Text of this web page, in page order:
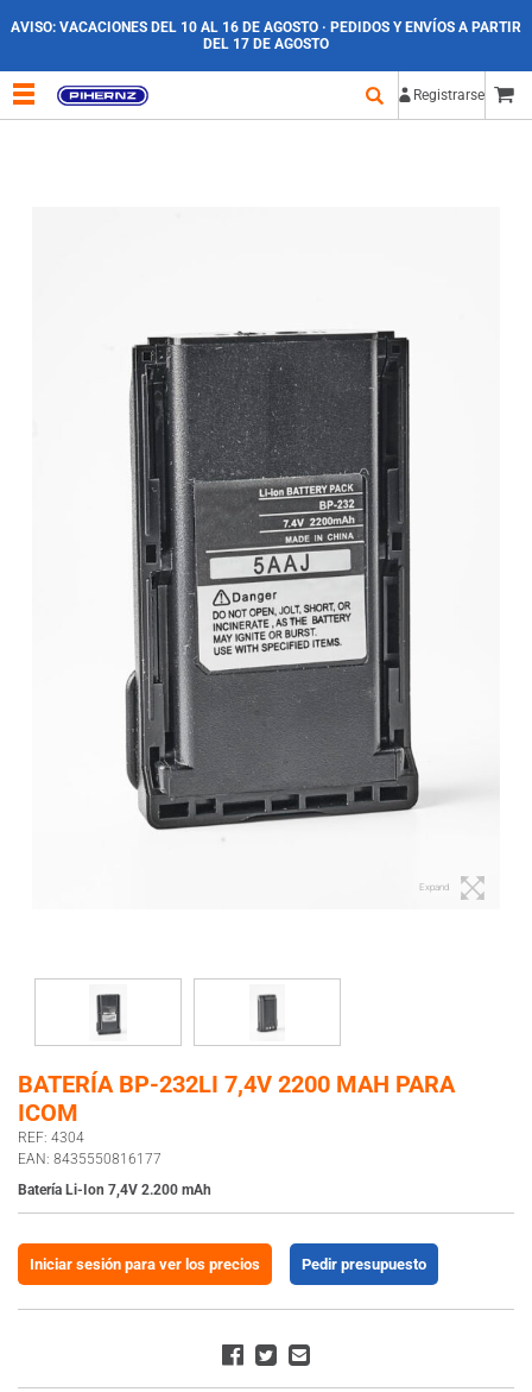
AVISO: VACACIONES DEL 10 AL 16 DE AGOSTO · PEDIDOS Y ENVÍOS A PARTIR
DEL 17 DE AGOSTO
Registrarse
Expand
BATERÍA BP-232LI 7,4V 2200 MAH PARA
ICOM
REF: 4304
EAN: 8435550816177
Batería Li-Ion 7,4V 2.200 mAh
Iniciar sesión para ver los precios Pedir presupuesto